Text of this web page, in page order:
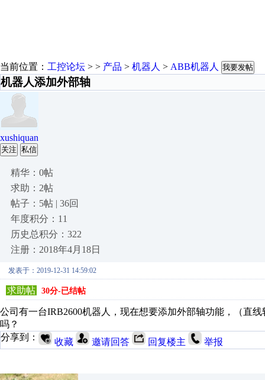
当前位置： 工控论坛 > > 产品 > 机器人 > ABB机器人 我要发帖
机器人添加外部轴
xushiquan
关注 私信
精华：0帖
求助：2帖
帖子：5帖 | 36回
年度积分：11
历史总积分：322
注册：2018年4月18日
发表于：2019-12-31 14:59:02
求助帖 30分-已结帖
公司有一台IRB2600机器人，现在想要添加外部轴功能，（直
吗？
分享到：
收藏 邀请回答 回复楼主 举报